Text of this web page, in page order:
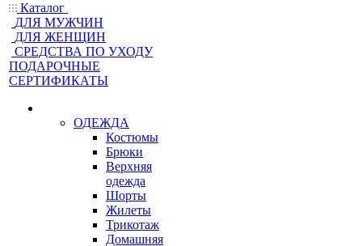
Каталог
ДЛЯ МУЖЧИН
ДЛЯ ЖЕНЩИН
CРЕДСТВА ПО УХОДУ
ПОДАРОЧНЫЕ
СЕРТИФИКАТЫ
ОДЕЖДА
Костюмы
Брюки
Верхняя
одежда
Шорты
Жилеты
Трикотаж
Домашняя